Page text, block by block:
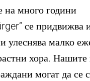
на много години
се придвижва
улеснява малко
хора. Нашите
могат да се